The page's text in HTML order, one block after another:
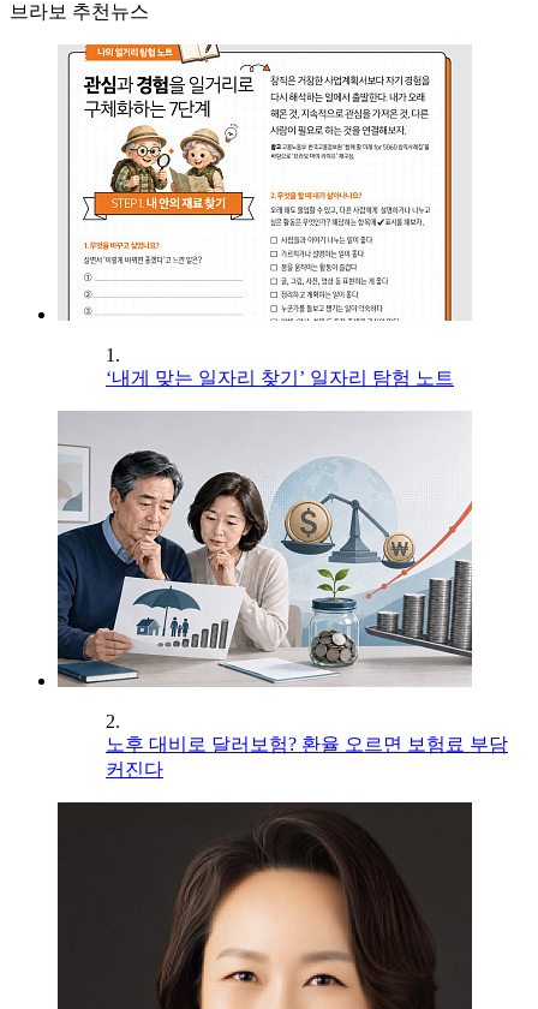
브라보 추천뉴스
1.
‘내게 맞는 일자리 찾기’ 일자리 탐험 노트
2.
노후 대비로 달러보험? 환율 오르면 보험료 부담
커진다